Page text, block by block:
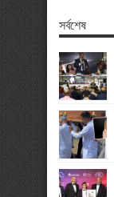
সর্বশেষ